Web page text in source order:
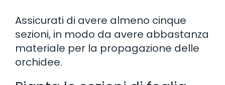
Assicurati di avere almeno cinque
sezioni, in modo da avere abbastanza
materiale per la propagazione delle
orchidee.